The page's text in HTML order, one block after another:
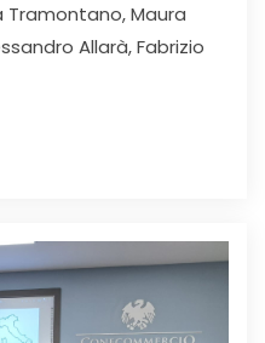
Tramontano, Maura
Allarà, Fabrizio